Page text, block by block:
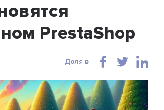
PrestaShop
Доля в